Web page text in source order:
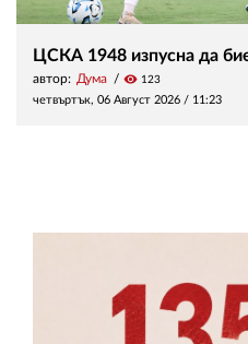
ЦСКА 1948 изпусна да
автор: Дума visibility 123
четвъртък, 06 Август 2026 / 11:23